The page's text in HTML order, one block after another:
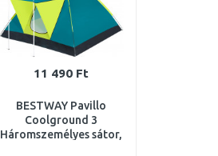
11 490 Ft
BESTWAY Pavillo
Coolground 3
Háromszemélyes sátor,